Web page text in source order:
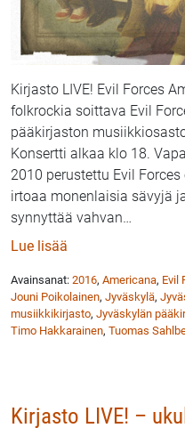
Kirjasto LIVE! Evil Forces
folkrockia soittava Evil
pääkirjaston
Konsertti alkaa klo 18.
2010 perustettu Evil
irtoaa monenlaisia sävyjä
synnyttää vahvan …
Lue lisää
Avainsanat: 2016, Americana, Evil
Jouni Poikolainen, Jyväskylä,
musiikkikirjasto, Jyväskylän
Timo Hakkarainen, Tuomas
Kirjasto LIVE! –